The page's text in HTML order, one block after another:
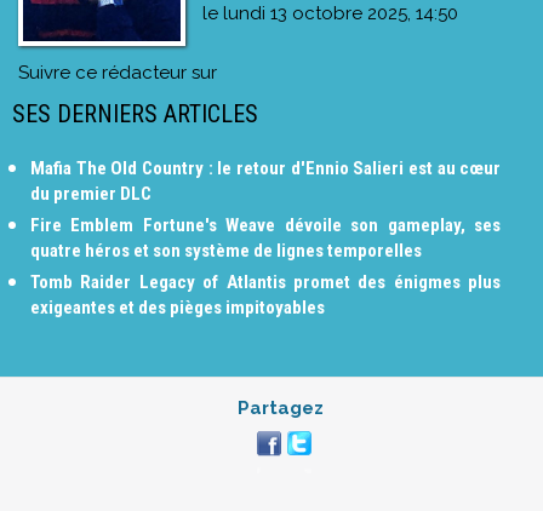
le lundi 13 octobre 2025, 14:50
Suivre ce rédacteur sur
SES DERNIERS ARTICLES
Mafia The Old Country : le retour d'Ennio Salieri est au cœur
du premier DLC
Fire Emblem Fortune's Weave dévoile son gameplay, ses
quatre héros et son système de lignes temporelles
Tomb Raider Legacy of Atlantis promet des énigmes plus
exigeantes et des pièges impitoyables
Partagez